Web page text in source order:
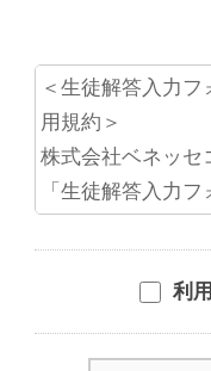
利